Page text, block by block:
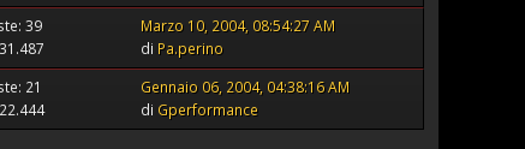
39
Marzo 10, 2004, 08:54:27 AM
di Pa.perino
21
Gennaio 06, 2004, 04:38:16 AM
di Gperformance